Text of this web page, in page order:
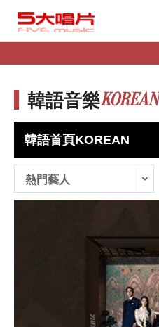
韓語音樂KOREAN
韓語首頁KOREAN
熱門藝人